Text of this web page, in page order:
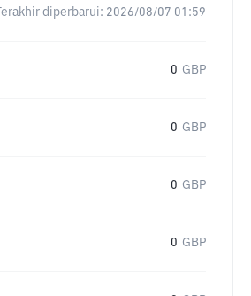
Terakhir diperbarui: 2026/08/07 01:59
0 GBP
0 GBP
0 GBP
0 GBP